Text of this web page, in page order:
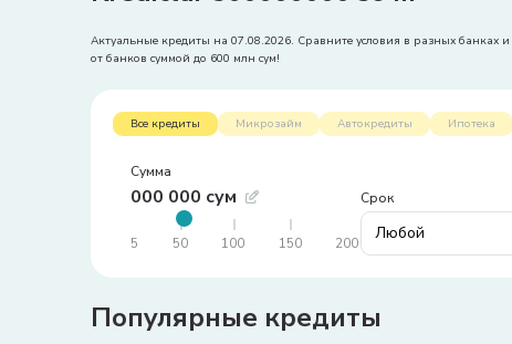
Актуальные кредиты на 07.08.2026. Сравните условия в разных банках
от банков суммой до 600 млн сум!
Все кредиты Микрозайм Автокредиты Ипотека
сумма
000 000 сум срок
Любой
Популярные кредиты